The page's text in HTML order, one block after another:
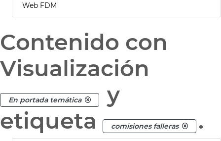
Web FDM
Contenido con
Visualización
En portada temática
y
etiqueta
comisiones falleras .